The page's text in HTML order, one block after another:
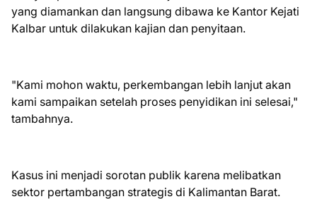
yang diamankan dan langsung dibawa ke Kantor Kejati
Kalbar untuk dilakukan kajian dan penyitaan.
"Kami mohon waktu, perkembangan lebih lanjut akan
kami sampaikan setelah proses penyidikan ini selesai,"
tambahnya.
Kasus ini menjadi sorotan publik karena melibatkan
sektor pertambangan strategis di Kalimantan Barat.